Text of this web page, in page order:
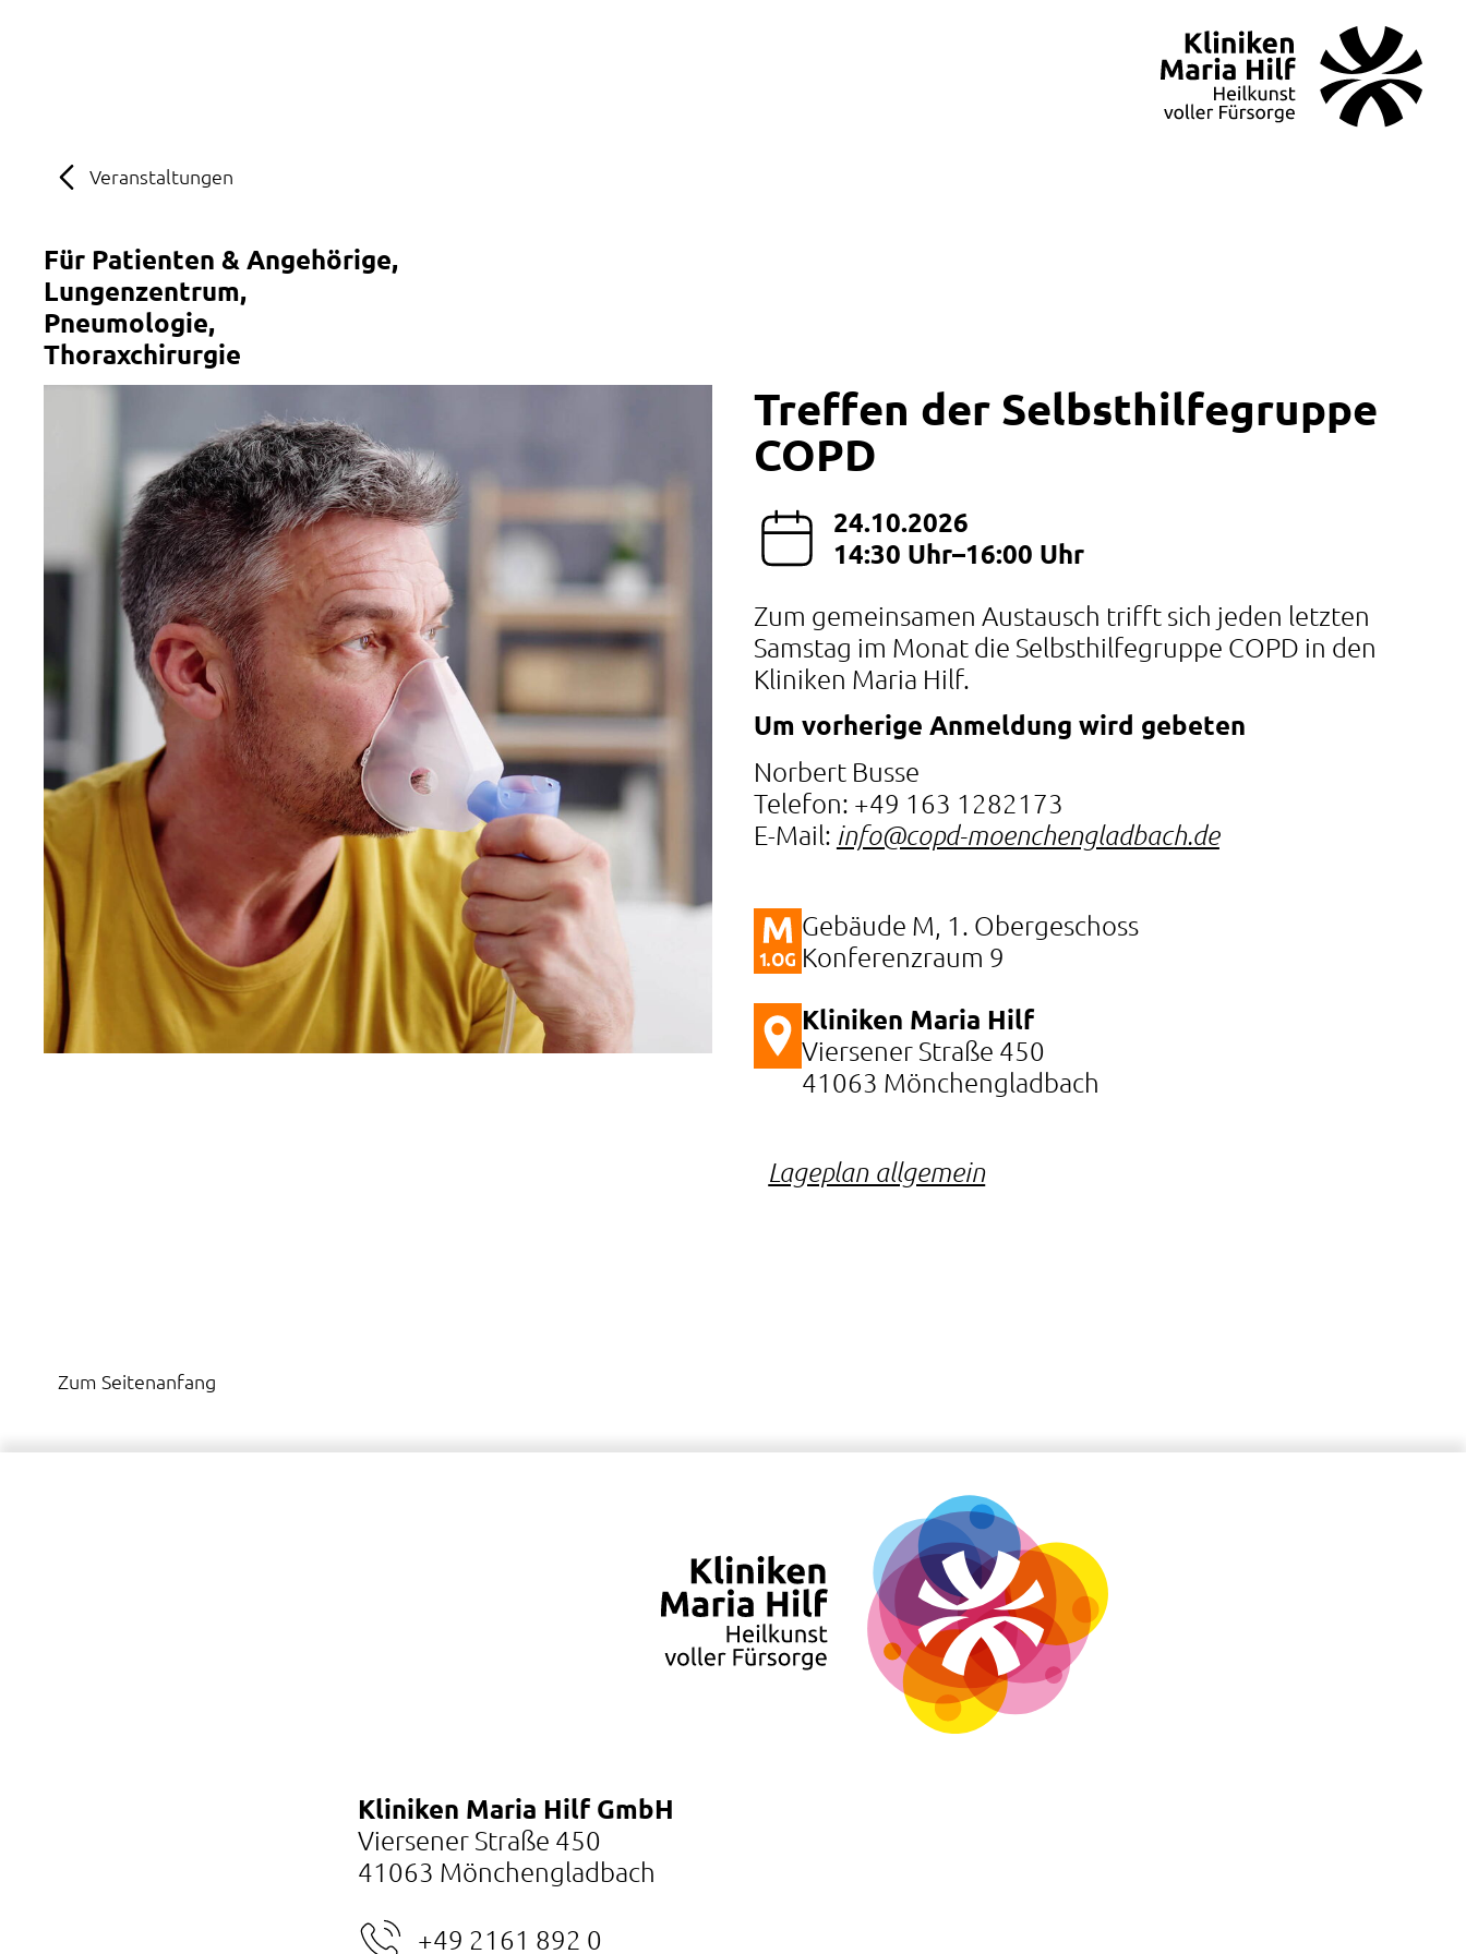
Veranstaltungen
Für Patienten & Angehörige
Lungenzentrum
Pneumologie
Thoraxchirurgie
Treffen der Selbsthilfegruppe
COPD
24.10.2026
14:30 Uhr–16:00 Uhr
Zum gemeinsamen Austausch trifft sich jeden letzten
Samstag im Monat die Selbsthilfegruppe COPD in den
Kliniken Maria Hilf.
Um vorherige Anmeldung wird gebeten
Norbert Busse
Telefon: +49 163 1282173
E-Mail: info@copd-moenchengladbach.de
Gebäude M, 1. Obergeschoss
Konferenzraum 9
Kliniken Maria Hilf
Viersener Straße 450
41063 Mönchengladbach
Lageplan allgemein
Zum Seitenanfang
Kliniken Maria Hilf GmbH
Viersener Straße 450
41063 Mönchengladbach
+49 2161 892 0